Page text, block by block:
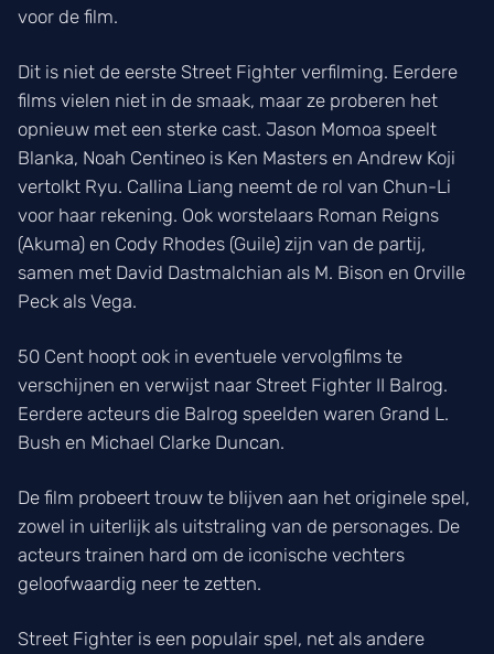
voor de film.
Dit is niet de eerste Street Fighter verfilming. Eerdere
films vielen niet in de smaak, maar ze proberen het
opnieuw met een sterke cast. Jason Momoa speelt
Blanka, Noah Centineo is Ken Masters en Andrew Koji
vertolkt Ryu. Callina Liang neemt de rol van Chun-Li
voor haar rekening. Ook worstelaars Roman Reigns
(Akuma) en Cody Rhodes (Guile) zijn van de partij,
samen met David Dastmalchian als M. Bison en Orville
Peck als Vega.
50 Cent hoopt ook in eventuele vervolgfilms te
verschijnen en verwijst naar Street Fighter II Balrog.
Eerdere acteurs die Balrog speelden waren Grand L.
Bush en Michael Clarke Duncan.
De film probeert trouw te blijven aan het originele spel,
zowel in uiterlijk als uitstraling van de personages. De
acteurs trainen hard om de iconische vechters
geloofwaardig neer te zetten.
Street Fighter is een populair spel, net als andere